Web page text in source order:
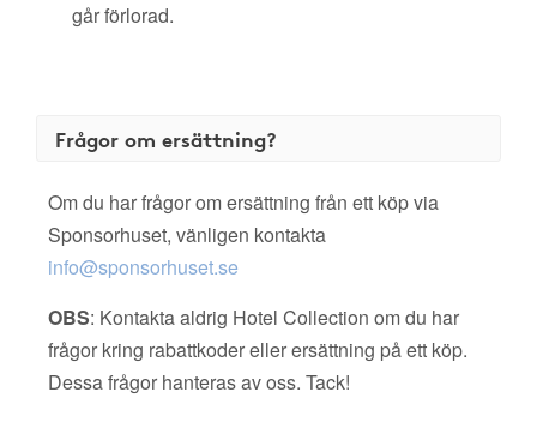
går förlorad.
Frågor om ersättning?
Om du har frågor om ersättning från ett köp via
Sponsorhuset, vänligen kontakta
info@sponsorhuset.se
OBS: Kontakta aldrig Hotel Collection om du har
frågor kring rabattkoder eller ersättning på ett köp.
Dessa frågor hanteras av oss. Tack!